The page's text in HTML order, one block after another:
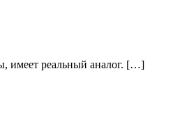
имеет реальный аналог. […]